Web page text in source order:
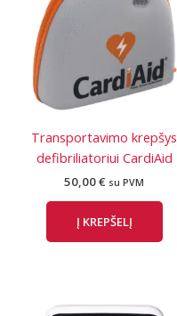
Transportavimo krepšys
defibriliatoriui CardiAid
50,00€ su PVM
Į KREPŠELĮ